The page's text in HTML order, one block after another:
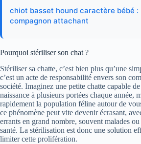
chiot basset hound caractère bébé :
compagnon attachant
Pourquoi stériliser son chat ?
Stériliser sa chatte, c’est bien plus qu’une
c’est un acte de responsabilité envers son
société. Imaginez une petite chatte capable
naissance à plusieurs portées chaque année,
rapidement la population féline autour de
ce phénomène peut vite devenir écrasant,
errants en grand nombre, souvent malades
santé. La stérilisation est donc une solution
limiter cette prolifération.